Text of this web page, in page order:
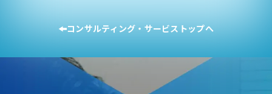
コンサルティング・サービストップへ